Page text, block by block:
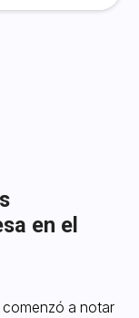
en el
comenzó a notar